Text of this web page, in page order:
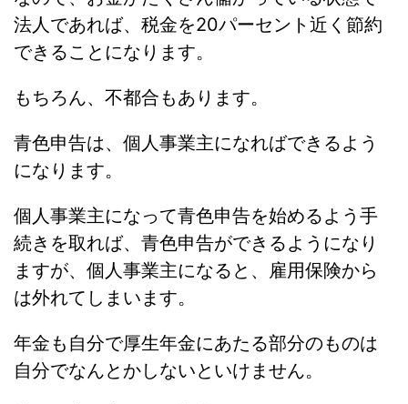
法人であれば、税金を20パーセント近く節約
できることになります。
もちろん、不都合もあります。
青色申告は、個人事業主になればできるよう
になります。
個人事業主になって青色申告を始めるよう手
続きを取れば、青色申告ができるようになり
ますが、個人事業主になると、雇用保険から
は外れてしまいます。
年金も自分で厚生年金にあたる部分のものは
自分でなんとかしないといけません。